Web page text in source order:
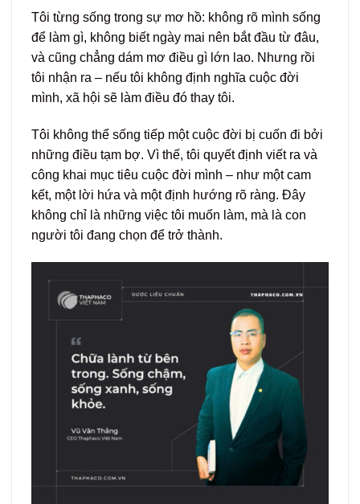
Tôi từng sống trong sự mơ hồ: không rõ mình sống
để làm gì, không biết ngày mai nên bắt đầu từ đâu,
và cũng chẳng dám mơ điều gì lớn lao. Nhưng rồi
tôi nhận ra – nếu tôi không định nghĩa cuộc đời
mình, xã hội sẽ làm điều đó thay tôi.
Tôi không thể sống tiếp một cuộc đời bị cuốn đi bởi
những điều tạm bợ. Vì thế, tôi quyết định viết ra và
công khai mục tiêu cuộc đời mình – như một cam
kết, một lời hứa và một định hướng rõ ràng. Đây
không chỉ là những việc tôi muốn làm, mà là con
người tôi đang chọn để trở thành.